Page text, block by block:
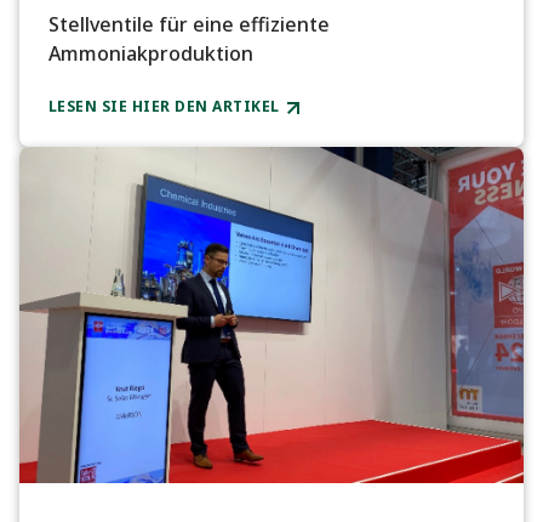
Stellventile für eine effiziente
Ammoniakproduktion
LESEN SIE HIER DEN ARTIKEL